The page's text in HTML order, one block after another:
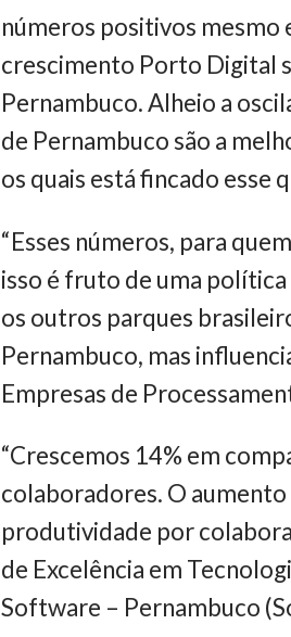
números positivos mesmo
crescimento Porto Digital
Pernambuco. Alheio a
de Pernambuco são a
os quais está fincado esse
“Esses números, para
isso é fruto de uma
os outros parques
Pernambuco, mas
Empresas de
“Crescemos 14% em
colaboradores. O
produtividade por
de Excelência em
Software – Pernambuco